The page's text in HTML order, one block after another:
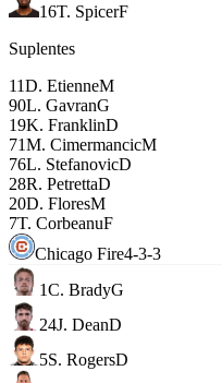
16T. SpicerF
Suplentes
11D. EtienneM
90L. GavranG
19K. FranklinD
71M. CimermancicM
76L. StefanovicD
28R. PetrettaD
20D. FloresM
7T. CorbeanuF
Chicago Fire4-3-3
1C. BradyG
24J. DeanD
5S. RogersD